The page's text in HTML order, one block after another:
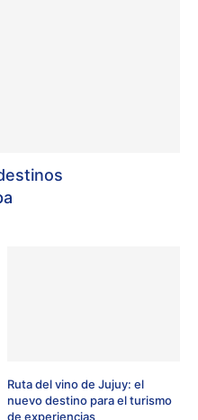
Ruta del vino de Jujuy: el
nuevo destino para el turismo
de experiencias